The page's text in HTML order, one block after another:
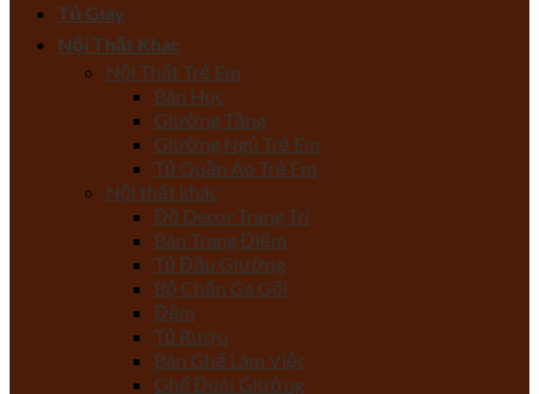
Tủ Giày
Nội Thất Khác
Nội Thất Trẻ Em
Bàn Học
Giường Tầng
Giường Ngủ Trẻ Em
Tủ Quần Áo Trẻ Em
Nội thất khác
Đồ Decor Trang Trí
Bàn Trang Điểm
Tủ Đầu Giường
Bộ Chăn Ga Gối
Đệm
Tủ Rượu
Bàn Ghế Làm Việc
Ghế Đuôi Giường